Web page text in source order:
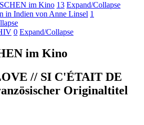
im Kino 13 Expand/Collapse
in Indien von Anne Linsel 1
0 Expand/Collapse
im Kino
// SI C'ÉTAIT DE
Originaltitel